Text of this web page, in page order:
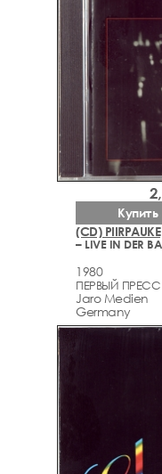
(CD) PIIRPAUKE
– LIVE IN DER
1980
ПЕРВЫЙ ПРЕСС
Jaro Medien
Germany
Купить